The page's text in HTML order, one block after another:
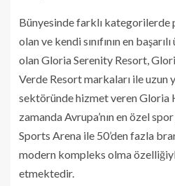
Bünyesinde farklı kategorilerde
olan ve kendi sınıfının en
olan Gloria Serenity Resort,
Verde Resort markaları ile uzun
sektöründe hizmet veren Gloria
zamanda Avrupa’nın en özel
Sports Arena ile 50’den fazla
modern kompleks olma
etmektedir.